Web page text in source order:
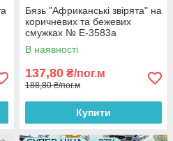
Бязь "Африканські звірята" на
коричневих та бежевих
смужках № Е-3583а
В наявності
137,80 ₴/пог.м
188,80 ₴/пог.м
Купити